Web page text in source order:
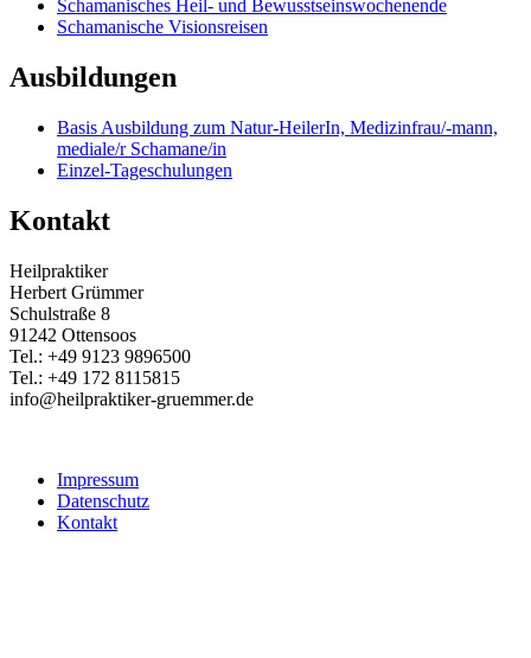
Schamanisches Heil- und Bewusstseinswochenende
Schamanische Visionsreisen
Ausbildungen
Basis Ausbildung zum Natur-HeilerIn, Medizinfrau/-mann,
mediale/r Schamane/in
Einzel-Tageschulungen
Kontakt
Heilpraktiker
Herbert Grümmer
Schulstraße 8
91242 Ottensoos
Tel.: +49 9123 9896500
Tel.: +49 172 8115815
info@heilpraktiker-gruemmer.de
Impressum
Datenschutz
Kontakt